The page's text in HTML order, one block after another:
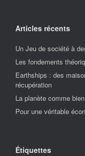
Articles récents
Un Jeu de société à
Les fondements
Earthships : des
récupération
La planète comme
Pour une véritable
Étiquettes